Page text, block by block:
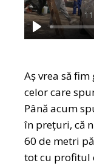
Play
Aș vrea să
celor care
Până acum
în prețuri, că
60 de metri
tot cu profitul